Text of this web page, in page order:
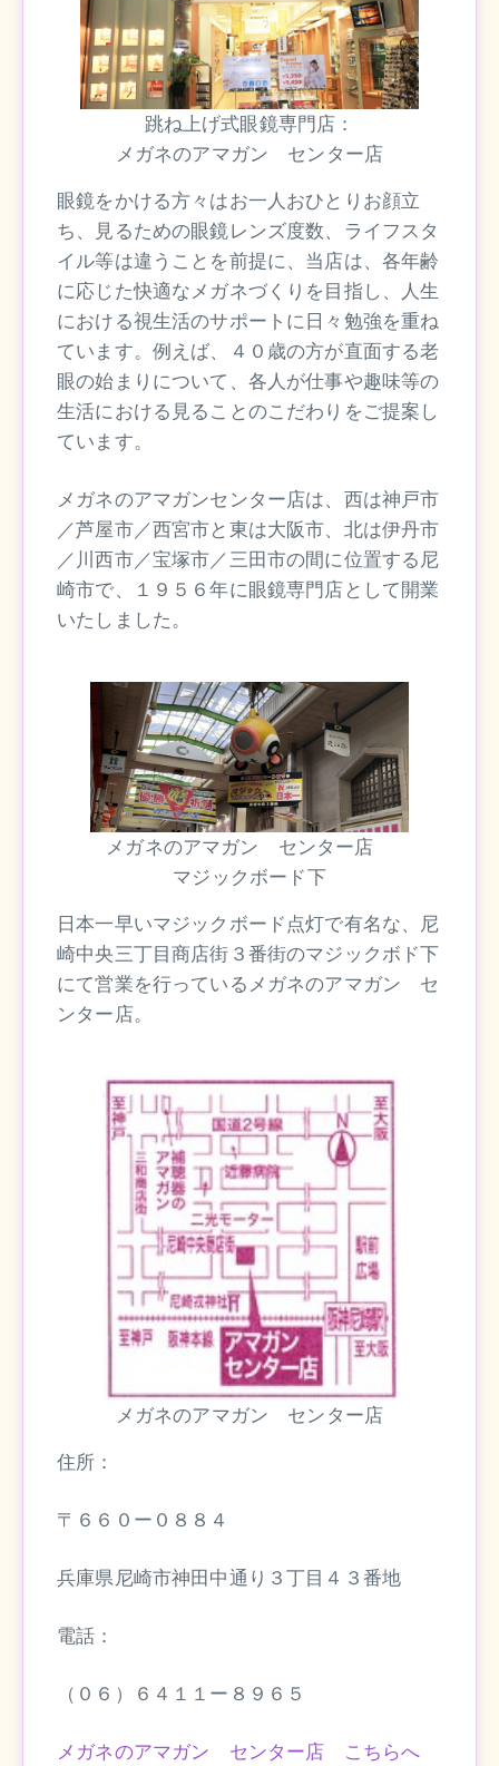
跳ね上げ式眼鏡専門店：
メガネのアマガン センター店
眼鏡をかける方々はお一人おひとりお顔立
ち、見るための眼鏡レンズ度数、ライフスタ
イル等は違うことを前提に、当店は、各年齢
に応じた快適なメガネづくりを目指し、人生
における視生活のサポートに日々勉強を重ね
ています。例えば、４０歳の方が直面する老
眼の始まりについて、各人が仕事や趣味等の
生活における見ることのこだわりをご提案し
ています。
メガネのアマガンセンター店は、西は神戸市
／芦屋市／西宮市と東は大阪市、北は伊丹市
／川西市／宝塚市／三田市の間に位置する尼
崎市で、１９５６年に眼鏡専門店として開業
いたしました。
メガネのアマガン センター店
マジックボード下
日本一早いマジックボード点灯で有名な、尼
崎中央三丁目商店街３番街のマジックボド下
にて営業を行っているメガネのアマガン セ
ンター店。
メガネのアマガン センター店
住所：
〒６６０ー０８８４
兵庫県尼崎市神田中通り３丁目４３番地
電話：
（０６）６４１１ー８９６５
メガネのアマガン センター店 こちらへ